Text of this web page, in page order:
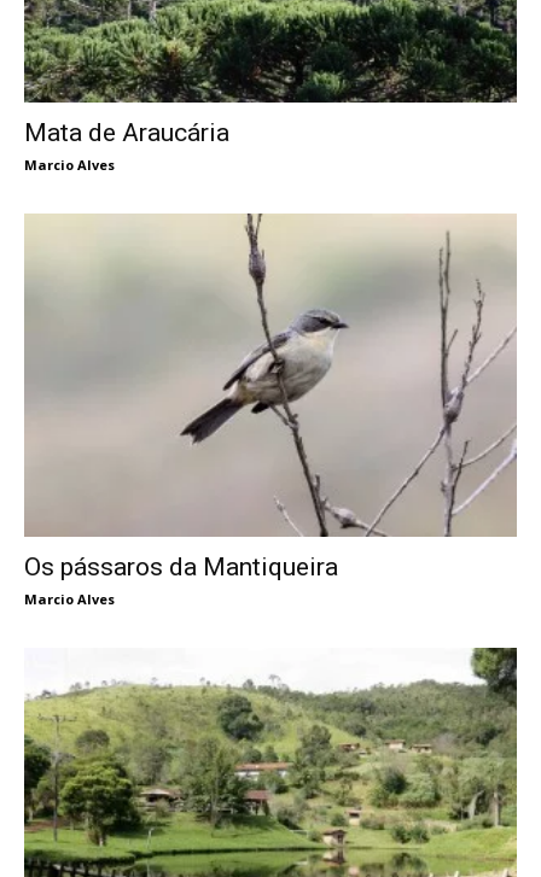
Mata de Araucária
Marcio Alves
Os pássaros da Mantiqueira
Marcio Alves